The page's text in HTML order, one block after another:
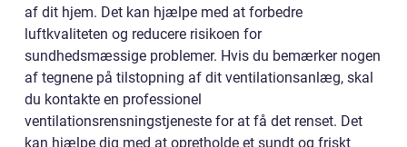
af dit hjem. Det kan hjælpe med at forbedre
luftkvaliteten og reducere risikoen for
sundhedsmæssige problemer. Hvis du bemærker nogen
af tegnene på tilstopning af dit ventilationsanlæg, skal
du kontakte en professionel
ventilationsrensningstjeneste for at få det renset. Det
kan hjælpe dig med at opretholde et sundt og friskt